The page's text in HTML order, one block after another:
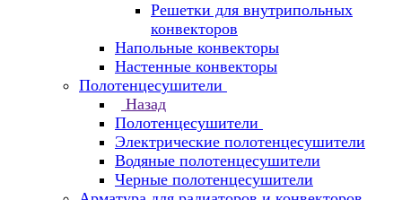
Решетки для внутрипольных
конвекторов
Напольные конвекторы
Настенные конвекторы
Полотенцесушители
Назад
Полотенцесушители
Электрические полотенцесушители
Водяные полотенцесушители
Черные полотенцесушители